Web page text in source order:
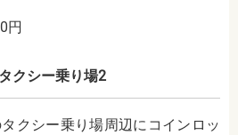
円
クシー乗り場2
クシー乗り場周辺にコインロッ